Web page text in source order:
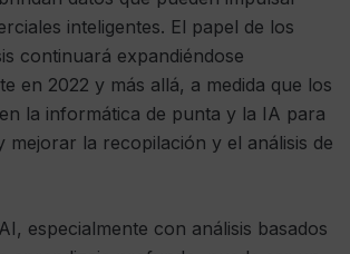
inteligentes. El papel de los
continuará expandiéndose
en 2022 y más allá, a medida que los
la informática de punta y la IA para
mejorar la recopilación y el análisis de
especialmente con análisis basados